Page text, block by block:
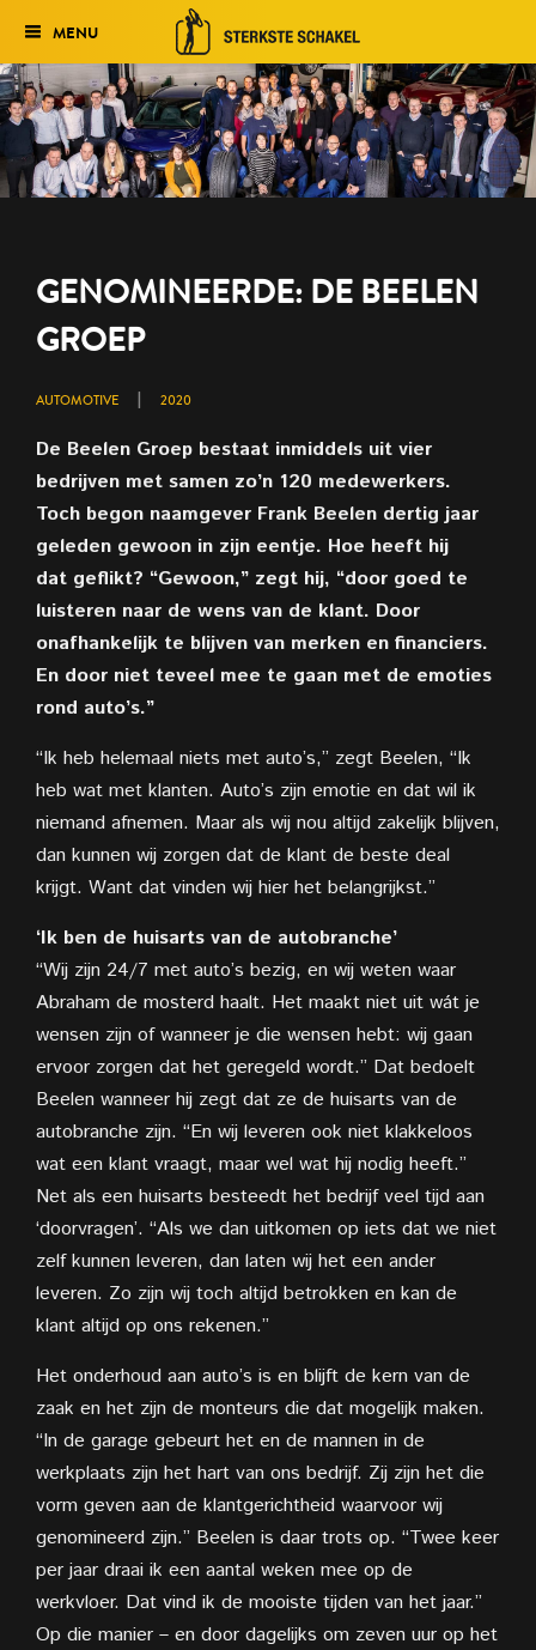
Verkiezing
Het traject
Uitslag 2026
MENU
GENOMINEERDE: DE BEELEN
GROEP
AUTOMOTIVE | 2020
De Beelen Groep bestaat inmiddels uit vier
bedrijven met samen zo’n 120 medewerkers.
Toch begon naamgever Frank Beelen dertig jaar
geleden gewoon in zijn eentje. Hoe heeft hij
dat geflikt? “Gewoon,” zegt hij, “door goed te
luisteren naar de wens van de klant. Door
onafhankelijk te blijven van merken en financiers.
En door niet teveel mee te gaan met de emoties
rond auto’s.”
“Ik heb helemaal niets met auto’s,” zegt Beelen, “Ik
heb wat met klanten. Auto’s zijn emotie en dat wil ik
niemand afnemen. Maar als wij nou altijd zakelijk blijven,
dan kunnen wij zorgen dat de klant de beste deal
krijgt. Want dat vinden wij hier het belangrijkst.”
‘Ik ben de huisarts van de autobranche’
“Wij zijn 24/7 met auto’s bezig, en wij weten waar
Abraham de mosterd haalt. Het maakt niet uit wát je
wensen zijn of wanneer je die wensen hebt: wij gaan
ervoor zorgen dat het geregeld wordt.” Dat bedoelt
Beelen wanneer hij zegt dat ze de huisarts van de
autobranche zijn. “En wij leveren ook niet klakkeloos
wat een klant vraagt, maar wel wat hij nodig heeft.”
Net als een huisarts besteedt het bedrijf veel tijd aan
‘doorvragen’. “Als we dan uitkomen op iets dat we niet
zelf kunnen leveren, dan laten wij het een ander
leveren. Zo zijn wij toch altijd betrokken en kan de
klant altijd op ons rekenen.”
Het onderhoud aan auto’s is en blijft de kern van de
zaak en het zijn de monteurs die dat mogelijk maken.
“In de garage gebeurt het en de mannen in de
werkplaats zijn het hart van ons bedrijf. Zij zijn het die
vorm geven aan de klantgerichtheid waarvoor wij
genomineerd zijn.” Beelen is daar trots op. “Twee keer
per jaar draai ik een aantal weken mee op de
werkvloer. Dat vind ik de mooiste tijden van het jaar.”
Op die manier – en door dagelijks om zeven uur op het